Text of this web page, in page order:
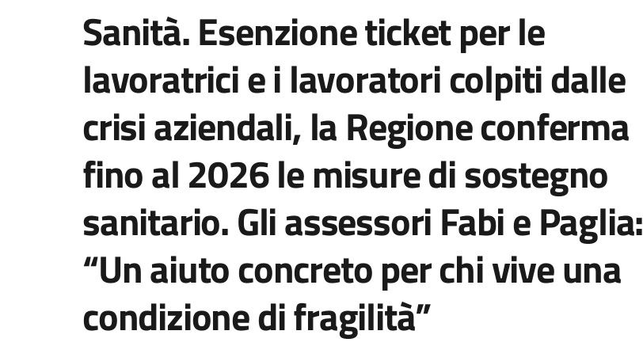
Salta al contenuto
Sanità. Esenzione ticket per le
lavoratrici e i lavoratori colpiti dalle
crisi aziendali, la Regione conferma
fino al 2026 le misure di sostegno
sanitario. Gli assessori Fabi e Paglia:
“Un aiuto concreto per chi vive una
condizione di fragilità”